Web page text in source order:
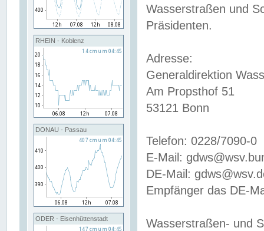
RHEIN - Koblenz
DONAU - Passau
ODER - Eisenhüttenstadt
Wasserstraßen und
Präsidenten.
Adresse:
Generaldirektion
Am Propsthof 51
53121 Bonn
Telefon: 0228/7090-0
E-Mail:
DE-Mail:
Empfänger das DE-
Wasserstraßen- und